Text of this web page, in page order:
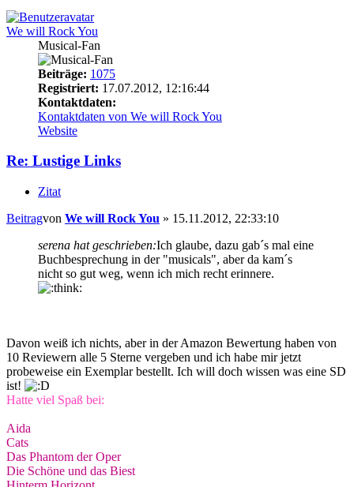
We will Rock You
Musical-Fan
Beiträge: 1075
Registriert: 17.07.2012, 12:16:44
Kontaktdaten:
Kontaktdaten von We will Rock You
Website
Re: Lustige Links
Zitat
Beitragvon We will Rock You » 15.11.2012, 22:33:10
serena hat geschrieben:Ich glaube, dazu gab´s mal eine
Buchbesprechung in der "musicals", aber da kam´s
nicht so gut weg, wenn ich mich recht erinnere.
Davon weiß ich nichts, aber in der Amazon Bewertung haben von
10 Reviewern alle 5 Sterne vergeben und ich habe mir jetzt
probeweise ein Exemplar bestellt. Ich will doch wissen was eine SD
ist!
Hatte viel Spaß bei:
Aida
Cats
Das Phantom der Oper
Die Schöne und das Biest